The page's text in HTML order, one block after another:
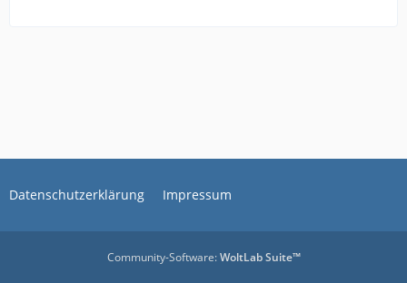
Datenschutzerklärung Impressum
Community-Software:WoltLab Suite™